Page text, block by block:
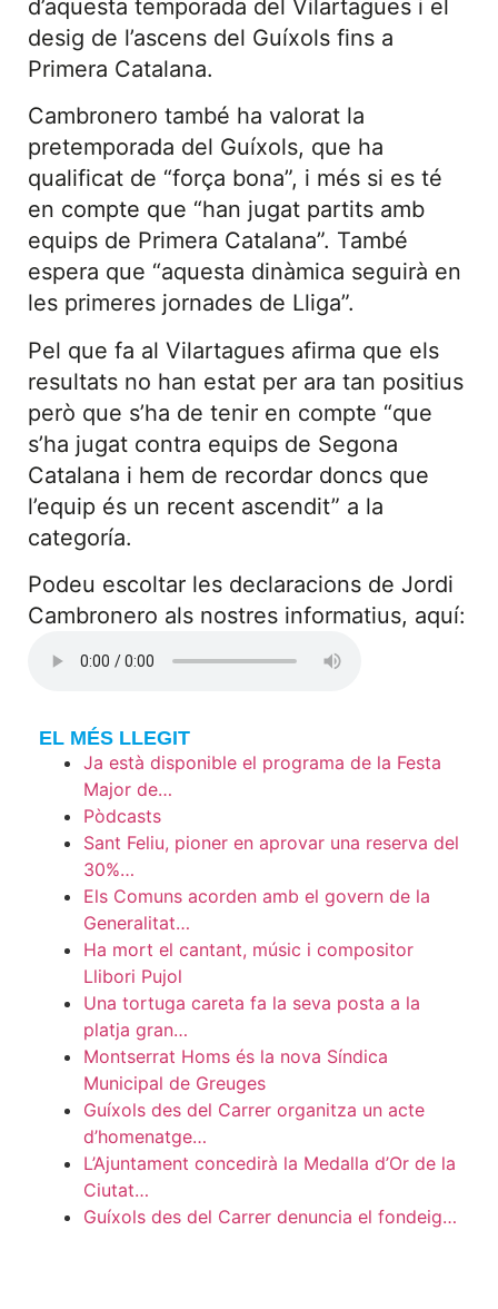
d’aquesta temporada del Vilartagues i el
desig de l’ascens del Guíxols fins a
Primera Catalana.
Cambronero també ha valorat la
pretemporada del Guíxols, que ha
qualificat de “força bona”, i més si es té
en compte que “han jugat partits amb
equips de Primera Catalana”. També
espera que “aquesta dinàmica seguirà en
les primeres jornades de Lliga”.
Pel que fa al Vilartagues afirma que els
resultats no han estat per ara tan positius
però que s’ha de tenir en compte “que
s’ha jugat contra equips de Segona
Catalana i hem de recordar doncs que
l’equip és un recent ascendit” a la
categoría.
Podeu escoltar les declaracions de Jordi
Cambronero als nostres informatius, aquí:
EL MÉS LLEGIT
Ja està disponible el programa de la Festa
Major de…
Pòdcasts
Sant Feliu, pioner en aprovar una reserva del
30%…
Els Comuns acorden amb el govern de la
Generalitat…
Ha mort el cantant, músic i compositor
Llibori Pujol
Una tortuga careta fa la seva posta a la
platja gran…
Montserrat Homs és la nova Síndica
Municipal de Greuges
Guíxols des del Carrer organitza un acte
d’homenatge…
L’Ajuntament concedirà la Medalla d’Or de la
Ciutat…
Guíxols des del Carrer denuncia el fondeig…